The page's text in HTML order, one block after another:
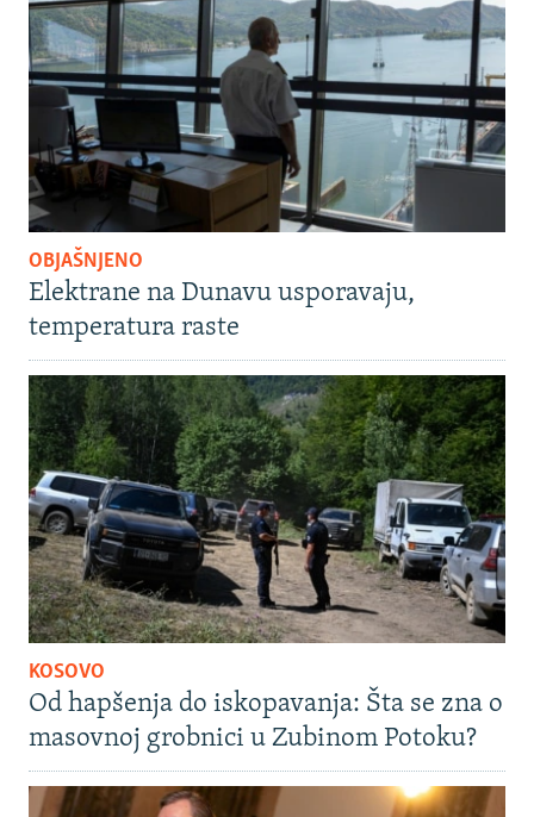
OBJAŠNJENO
Elektrane na Dunavu usporavaju,
temperatura raste
KOSOVO
Od hapšenja do iskopavanja: Šta se zna o
masovnoj grobnici u Zubinom Potoku?